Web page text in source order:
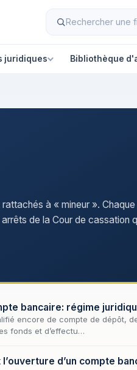
juridiques Bibliothèque
à « mineur ».
de la Cour de cassation
bancaire: régime
encore de compte de dépôt,
fonds et d’effectu…
d’un compte